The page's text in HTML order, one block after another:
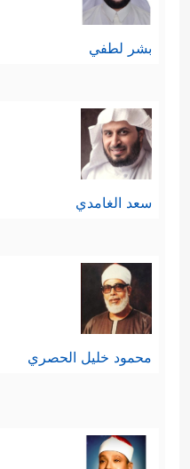
بشر لطفي
سعد الغامدي
محمود خليل الحصري